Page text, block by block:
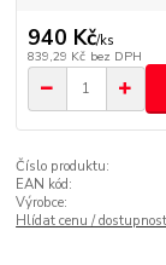
940 Kč/ks
839,29 Kč bez DPH
Číslo produktu:
EAN kód:
Výrobce:
Hlídat cenu / dostupnost